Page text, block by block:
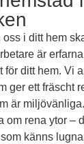
oss i ditt hem
är
för ditt hem. Vi
ger ett fräscht
är
om rena ytor –
känns